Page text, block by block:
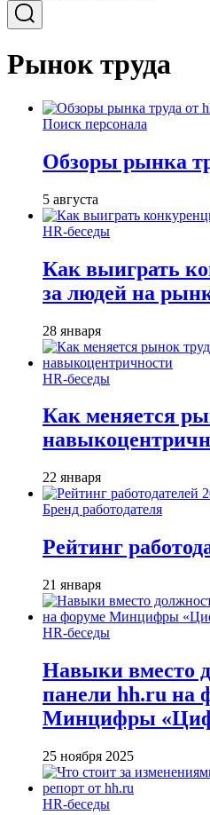
Рынок труда
Поиск персонала
Обзоры рынка
5 августа
HR-беседы
Как выиграть
за людей на
28 января
HR-беседы
Как меняется
22 января
Бренд работодателя
Рейтинг
21 января
HR-беседы
Навыки вместо
панели hh.ru на
Минцифры
25 ноября 2025
HR-беседы